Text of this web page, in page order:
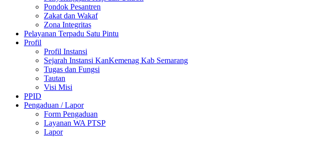
Pondok Pesantren
Zakat dan Wakaf
Zona Integritas
Pelayanan Terpadu Satu Pintu
Profil
Profil Instansi
Sejarah Instansi KanKemenag Kab Semarang
Tugas dan Fungsi
Tautan
Visi Misi
PPID
Pengaduan / Lapor
Form Pengaduan
Layanan WA PTSP
Lapor